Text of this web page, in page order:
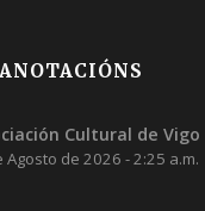
Cultural de Vigo
Agosto de 2026 - 2:25 a.m.